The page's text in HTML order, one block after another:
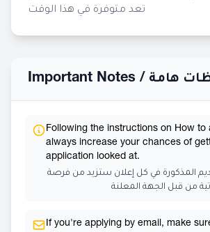
تعد متوفرة في هذا الوقت
Important Notes / هامة
Following the instructions on How to
always increase your chances of
application looked at.
المذكورة في كل إعلان ستزيد من فرصة
من قبل الجهة المعلنة
If you're applying by email, make